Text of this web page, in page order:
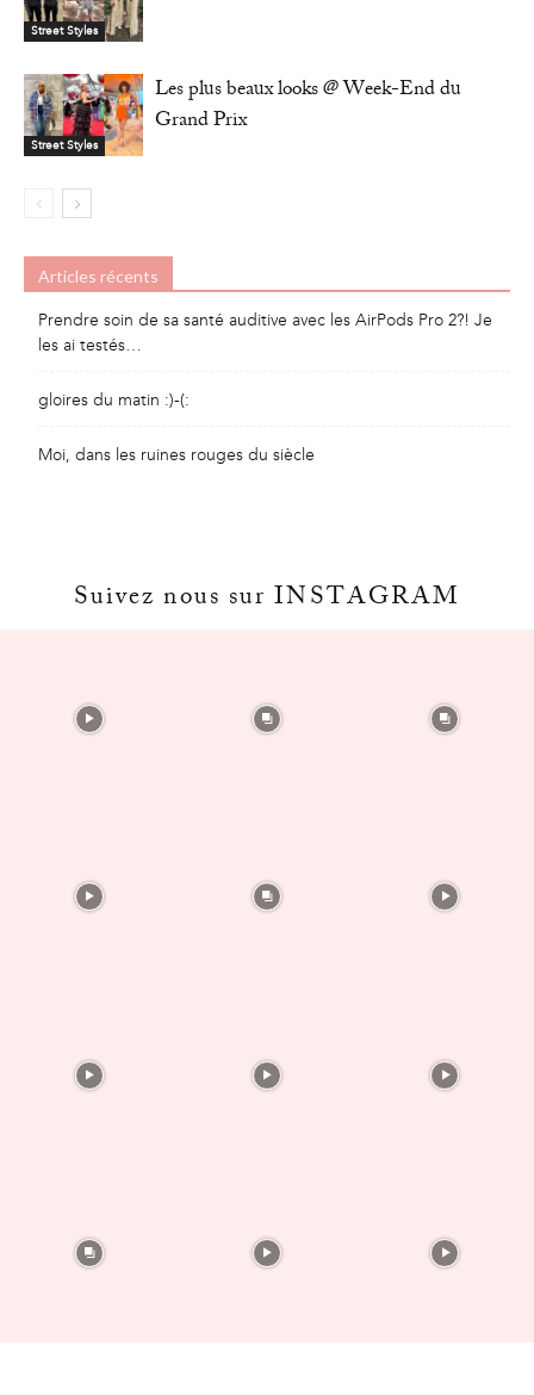
Street Styles
Street Styles
Les plus beaux looks @ Week-End du
Grand Prix
Articles récents
Prendre soin de sa santé auditive avec les AirPods Pro 2?! Je
les ai testés…
gloires du matin :)-(:
Moi, dans les ruines rouges du siècle
Suivez nous sur INSTAGRAM